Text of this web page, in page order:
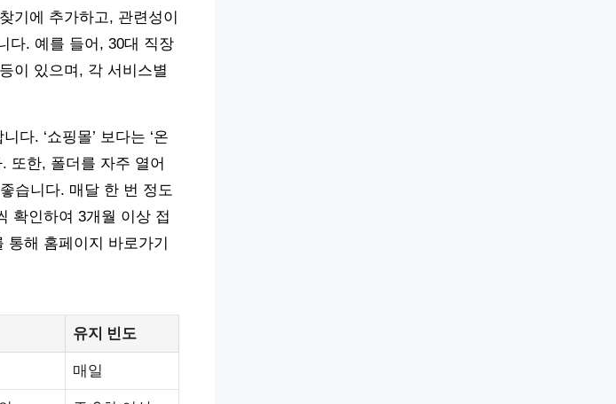
기에 추가하고, 관련성이
다. 예를 들어, 30대 직장
이 있으며, 각 서비스별
다. ‘쇼핑몰’ 보다는 ‘온
. 또한, 폴더를 자주 열어
습니다. 매달 한 번 정도
확인하여 3개월 이상 접
통해 홈페이지 바로가기
유지 빈도
매일